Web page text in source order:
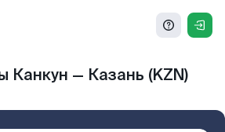
Канкун — Казань (KZN)